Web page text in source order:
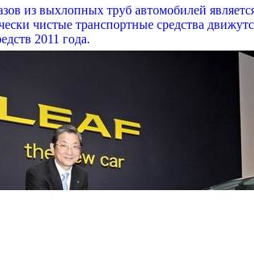
из выхлопных труб автомобилей
чистые транспортные средства
2011 года.